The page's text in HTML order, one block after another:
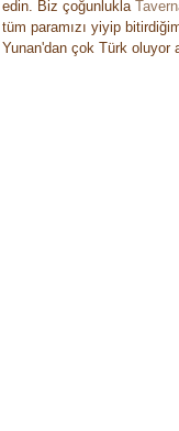
edin. Biz çoğunlukla
tüm paramızı yiyip
Yunan'dan çok Türk oluyor